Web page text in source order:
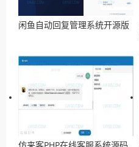
闲鱼自动回复管理系统开源版